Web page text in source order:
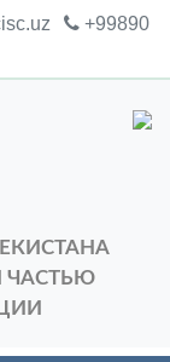
+99890
ЧАСТЬЮ